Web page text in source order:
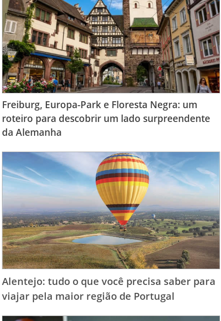
Freiburg, Europa-Park e Floresta Negra: um
roteiro para descobrir um lado surpreendente
da Alemanha
Alentejo: tudo o que você precisa saber para
viajar pela maior região de Portugal